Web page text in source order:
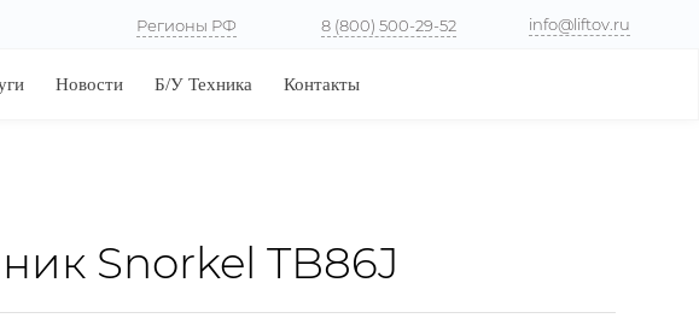
8 (800) 500-29-52
Регионы РФ info@liftov.ru
Новости Б/У Техника Контакты
Snorkel TB86J